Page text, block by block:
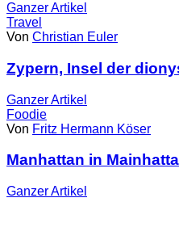
GanzerArtikel
Travel
Von Christian Euler
Zypern, Insel der
GanzerArtikel
Foodie
Von Fritz Hermann Köser
Manhattan in
GanzerArtikel